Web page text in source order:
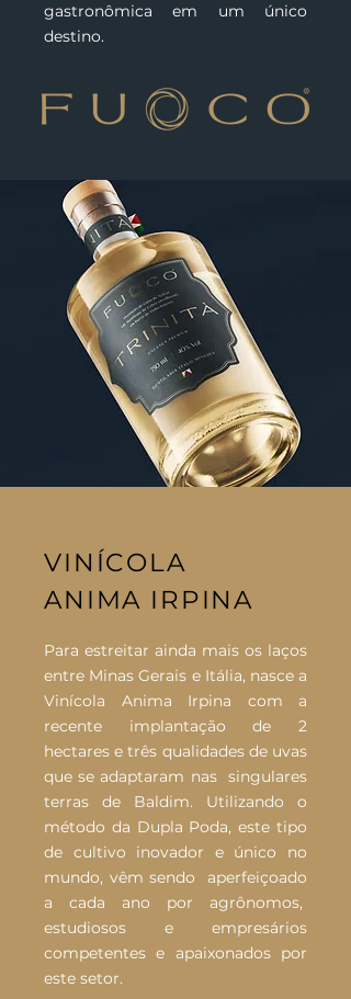
gastronômica em um único
destino.
VINÍCOLA
ANIMA IRPINA
Para estreitar ainda mais os laços
entre Minas Gerais e Itália, nasce a
Vinícola Anima Irpina com a
recente implantação de 2
hectares e três qualidades de uvas
que se adaptaram nas singulares
terras de Baldim. Utilizando o
método da Dupla Poda, este tipo
de cultivo inovador e único no
mundo, vêm sendo aperfeiçoado
a cada ano por agrônomos,
estudiosos e empresários
competentes e apaixonados por
este setor.